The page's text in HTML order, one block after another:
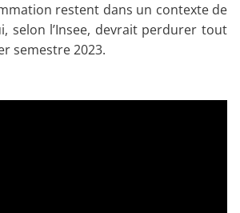
restent dans un contexte de
selon l’Insee, devrait perdurer tout
semestre 2023.